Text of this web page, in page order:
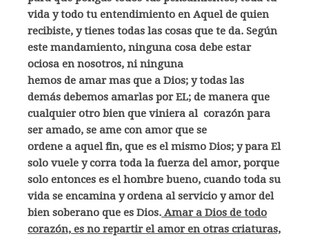
vida y todo tu entendimiento en Aquel de quien
recibiste, y tienes todas las cosas que te da. Según
este mandamiento, ninguna cosa debe estar
ociosa en nosotros, ni ninguna
hemos de amar mas que a Dios; y todas las
demás debemos amarlas por EL; de manera que
cualquier otro bien que viniera al corazón para
ser amado, se ame con amor que se
ordene a aquel fin, que es el mismo Dios; y para El
solo vuele y corra toda la fuerza del amor, porque
solo entonces es el hombre bueno, cuando toda su
vida se encamina y ordena al servicio y amor del
bien soberano que es Dios. Amar a Dios de todo
corazón, es no repartir el amor en otras criaturas,